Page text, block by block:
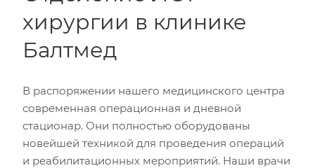
хирургии в клинике
Балтмед
В распоряжении нашего медицинского центра
современная операционная и дневной
стационар. Они полностью оборудованы
новейшей техникой для проведения операций
и реабилитационных мероприятий. Наши врачи